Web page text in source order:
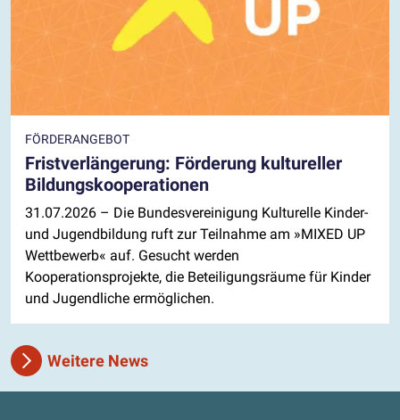
FÖRDERANGEBOT
Fristverlängerung: Förderung kultureller
Bildungskooperationen
31.07.2026 – Die Bundesvereinigung Kulturelle Kinder-
und Jugendbildung ruft zur Teilnahme am »MIXED UP
Wettbewerb« auf. Gesucht werden
Kooperationsprojekte, die Beteiligungsräume für Kinder
und Jugendliche ermöglichen.
Weitere News